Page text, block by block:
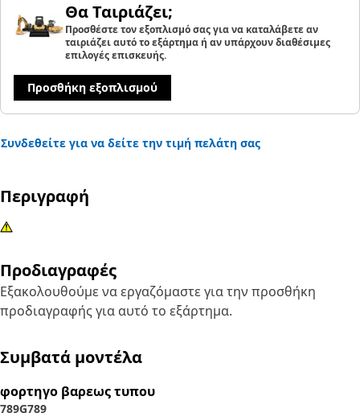
Θα Ταιριάζει;
Προσθέστε τον εξοπλισμό σας για να καταλάβετε αν
ταιριάζει αυτό το εξάρτημα ή αν υπάρχουν διαθέσιμες
επιλογές επισκευής.
Προσθήκη εξοπλισμού
Συνδεθείτε για να δείτε την τιμή πελάτη σας
Περιγραφή
Προδιαγραφές
Εξακολουθούμε να εργαζόμαστε για την προσθήκη
προδιαγραφής για αυτό το εξάρτημα.
Συμβατά μοντέλα
φορτηγο βαρεως τυπου
789G789